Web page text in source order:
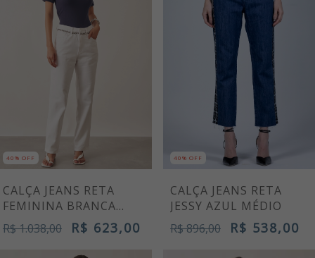
40% OFF
CALÇA JEANS RETA
FEMININA BRANCA
MAYA
R$ 1.038,00 R$ 623,00
40% OFF
CALÇA JEANS RETA
JESSY AZUL MÉDIO
R$ 896,00
R$ 538,00